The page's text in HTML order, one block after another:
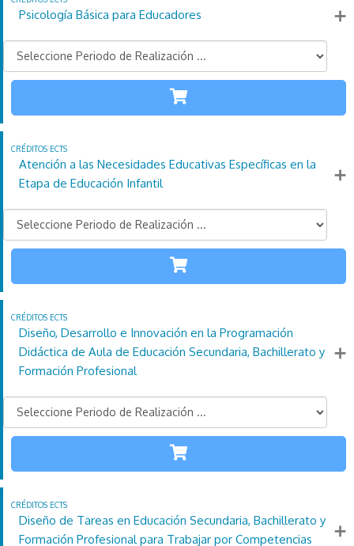
Más información
Psicología Básica para Educadores
ETAPAS
110 4Créditos
21
Más información
Atención a las Necesidades Educativas Específicas en la
Etapa de Educación Infantil
INFANTIL
110Horas 4 21días
Más información
Diseño, Desarrollo e Innovación en la Programación
Didáctica de Aula de Educación Secundaria, Bachillerato y
Formación Profesional
SECUNDARIA
110Horas 4 21días
Más información
Diseño de Tareas en Educación Secundaria, Bachillerato y
Formación Profesional para Trabajar por Competencias